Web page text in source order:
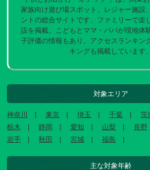
家族向け遊び場スポット、レジャー施設
ントの総合サイトです。ファミリーで楽
設を掲載。こどもとママ・パパが現地体
子評価の情報もあり。アクセスランキン
キングも掲載しています。
対象エリア
神奈川 東京 埼玉 千葉 茨
栃木
静岡 愛知 山梨 長野
岩手
秋田 宮城 福島
主な対象年齢